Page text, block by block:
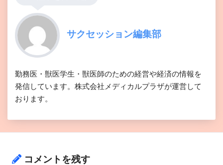
サクセッション編集部
勤務医・獣医学生・獣医師のための経営や経済の情報を
発信しています。株式会社メディカルプラザが運営して
おります。
コメントを残す